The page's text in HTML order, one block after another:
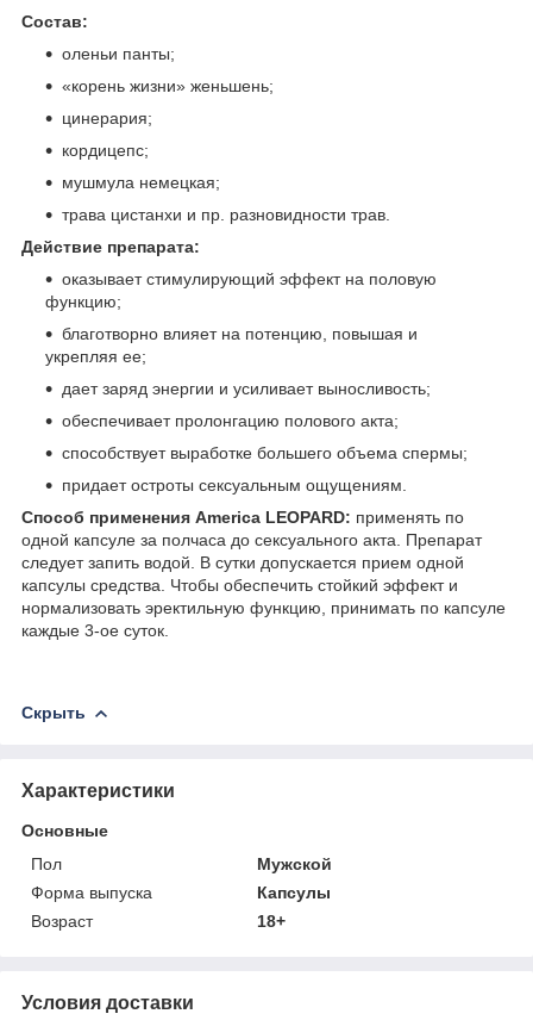
Состав:
оленьи панты;
«корень жизни» женьшень;
цинерария;
кордицепс;
мушмула немецкая;
трава цистанхи и пр. разновидности трав.
Действие препарата:
оказывает стимулирующий эффект на половую
функцию;
благотворно влияет на потенцию, повышая и
укрепляя ее;
дает заряд энергии и усиливает выносливость;
обеспечивает пролонгацию полового акта;
способствует выработке большего объема спермы;
придает остроты сексуальным ощущениям.
Способ применения America LEOPARD: применять по
одной капсуле за полчаса до сексуального акта. Препарат
следует запить водой. В сутки допускается прием одной
капсулы средства. Чтобы обеспечить стойкий эффект и
нормализовать эректильную функцию, принимать по капсуле
каждые 3-ое суток.
Скрыть
Характеристики
Основные
Пол
Мужской
Форма выпуска
Капсулы
Возраст
18+
Условия доставки